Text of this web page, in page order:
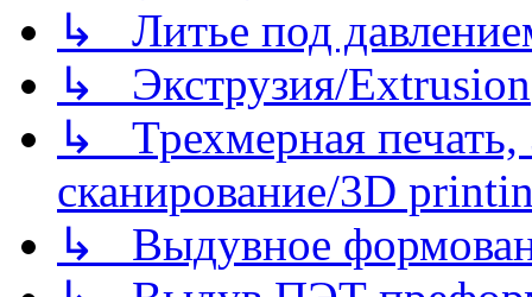
↳ Литье под
↳ Экструзия/Extrusion
↳ Трехмерная
сканирование/3D
↳ Выдувное